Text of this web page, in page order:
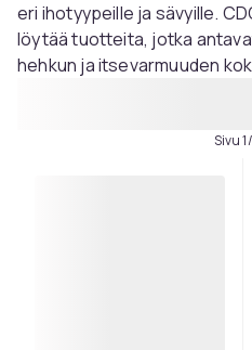
eri ihotyypeille ja sävyille.
löytää tuotteita, jotka
hehkun ja itsevarmuuden
Sivu